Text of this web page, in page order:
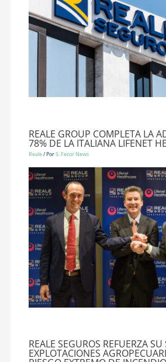
REALE GROUP COMPLETA LA
78% DE LA ITALIANA LIFENET
Reale/ PorS. Fecor News
REALE SEGUROS REFUERZA
EXPLOTACIONES